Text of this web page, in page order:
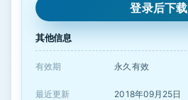
登录后下载
其他信息
有效期 永久有效
最近更新 2018年09月25日